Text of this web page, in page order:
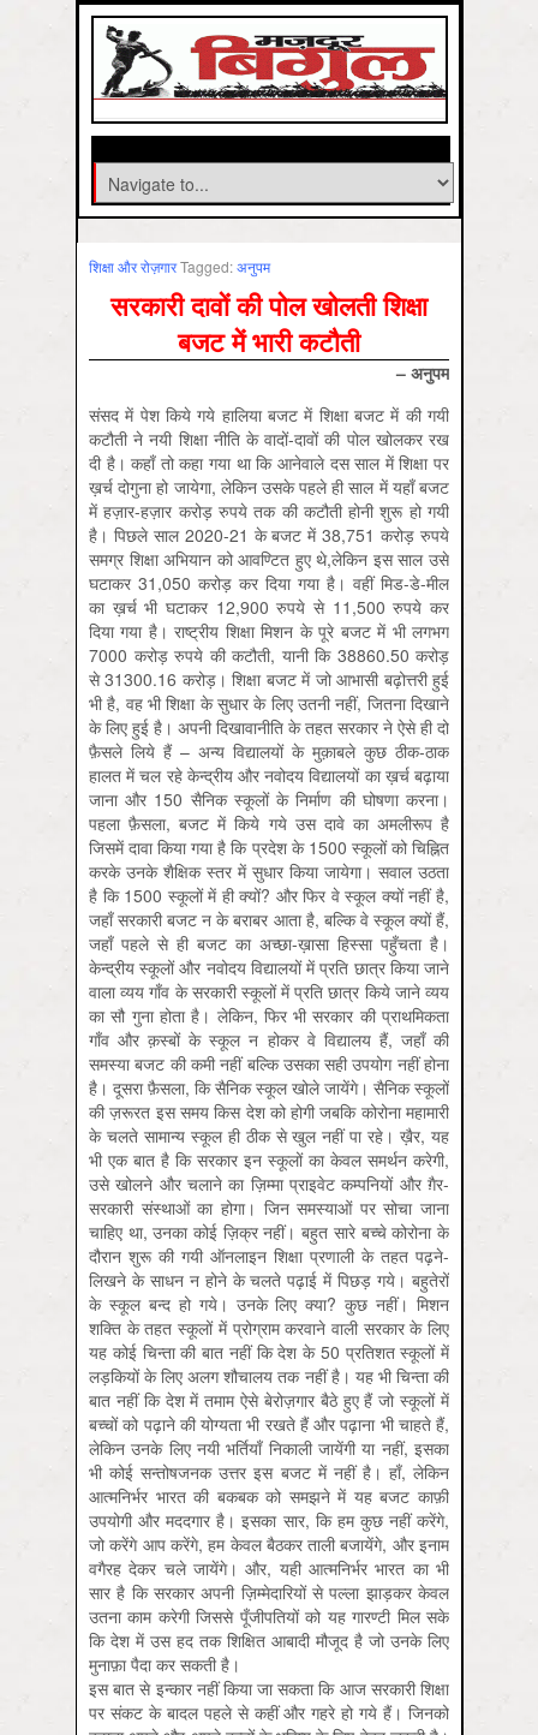
शिक्षा और रोज़गारTagged:अनुपम
सरकारी दावों की पोल खोलती शिक्षा
बजट में भारी कटौती
– अनुपम
संसद में पेश किये गये हालिया बजट में शिक्षा बजट में की गयी
कटौती ने नयी शिक्षा नीति के वादों-दावों की पोल खोलकर रख
दी है। कहाँ तो कहा गया था कि आनेवाले दस साल में शिक्षा पर
ख़र्च दोगुना हो जायेगा, लेकिन उसके पहले ही साल में यहाँ बजट
में हज़ार-हज़ार करोड़ रुपये तक की कटौती होनी शुरू हो गयी
है। पिछले साल 2020-21 के बजट में 38,751 करोड़ रुपये
समग्र शिक्षा अभियान को आवण्टित हुए थे,लेकिन इस साल उसे
घटाकर 31,050 करोड़ कर दिया गया है। वहीं मिड-डे-मील
का ख़र्च भी घटाकर 12,900 रुपये से 11,500 रुपये कर
दिया गया है। राष्ट्रीय शिक्षा मिशन के पूरे बजट में भी लगभग
7000 करोड़ रुपये की कटौती, यानी कि 38860.50 करोड़
से 31300.16 करोड़। शिक्षा बजट में जो आभासी बढ़ोत्तरी हुई
भी है, वह भी शिक्षा के सुधार के लिए उतनी नहीं, जितना दिखाने
के लिए हुई है। अपनी दिखावानीति के तहत सरकार ने ऐसे ही दो
फ़ैसले लिये हैं – अन्य विद्यालयों के मुक़ाबले कुछ ठीक-ठाक
हालत में चल रहे केन्द्रीय और नवोदय विद्यालयों का ख़र्च बढ़ाया
जाना और 150 सैनिक स्कूलों के निर्माण की घोषणा करना।
पहला फ़ैसला, बजट में किये गये उस दावे का अमलीरूप है
जिसमें दावा किया गया है कि प्रदेश के 1500 स्कूलों को चिह्नित
करके उनके शैक्षिक स्तर में सुधार किया जायेगा। सवाल उठता
है कि 1500 स्कूलों में ही क्यों? और फिर वे स्कूल क्यों नहीं है,
जहाँ सरकारी बजट न के बराबर आता है, बल्कि वे स्कूल क्यों हैं,
जहाँ पहले से ही बजट का अच्छा-ख़ासा हिस्सा पहुँचता है।
केन्द्रीय स्कूलों और नवोदय विद्यालयों में प्रति छात्र किया जाने
वाला व्यय गाँव के सरकारी स्कूलों में प्रति छात्र किये जाने व्यय
का सौ गुना होता है। लेकिन, फिर भी सरकार की प्राथमिकता
गाँव और क़स्बों के स्कूल न होकर वे विद्यालय हैं, जहाँ की
समस्या बजट की कमी नहीं बल्कि उसका सही उपयोग नहीं होना
है। दूसरा फ़ैसला, कि सैनिक स्कूल खोले जायेंगे। सैनिक स्कूलों
की ज़रूरत इस समय किस देश को होगी जबकि कोरोना महामारी
के चलते सामान्य स्कूल ही ठीक से खुल नहीं पा रहे। ख़ैर, यह
भी एक बात है कि सरकार इन स्कूलों का केवल समर्थन करेगी,
उसे खोलने और चलाने का ज़िम्मा प्राइवेट कम्पनियों और ग़ैर-
सरकारी संस्थाओं का होगा। जिन समस्याओं पर सोचा जाना
चाहिए था, उनका कोई ज़िक्र नहीं। बहुत सारे बच्चे कोरोना के
दौरान शुरू की गयी ऑनलाइन शिक्षा प्रणाली के तहत पढ़ने-
लिखने के साधन न होने के चलते पढ़ाई में पिछड़ गये। बहुतेरों
के स्कूल बन्द हो गये। उनके लिए क्या? कुछ नहीं। मिशन
शक्ति के तहत स्कूलों में प्रोग्राम करवाने वाली सरकार के लिए
यह कोई चिन्ता की बात नहीं कि देश के 50 प्रतिशत स्कूलों में
लड़कियों के लिए अलग शौचालय तक नहीं है। यह भी चिन्ता की
बात नहीं कि देश में तमाम ऐसे बेरोज़गार बैठे हुए हैं जो स्कूलों में
बच्चों को पढ़ाने की योग्यता भी रखते हैं और पढ़ाना भी चाहते हैं,
लेकिन उनके लिए नयी भर्तियाँ निकाली जायेंगी या नहीं, इसका
भी कोई सन्तोषजनक उत्तर इस बजट में नहीं है। हाँ, लेकिन
आत्मनिर्भर भारत की बकबक को समझने में यह बजट काफ़ी
उपयोगी और मददगार है। इसका सार, कि हम कुछ नहीं करेंगे,
जो करेंगे आप करेंगे, हम केवल बैठकर ताली बजायेंगे, और इनाम
वगैरह देकर चले जायेंगे। और, यही आत्मनिर्भर भारत का भी
सार है कि सरकार अपनी ज़िम्मेदारियों से पल्ला झाड़कर केवल
उतना काम करेगी जिससे पूँजीपतियों को यह गारण्टी मिल सके
कि देश में उस हद तक शिक्षित आबादी मौजूद है जो उनके लिए
मुनाफ़ा पैदा कर सकती है।
इस बात से इन्कार नहीं किया जा सकता कि आज सरकारी शिक्षा
पर संकट के बादल पहले से कहीं और गहरे हो गये हैं। जिनको